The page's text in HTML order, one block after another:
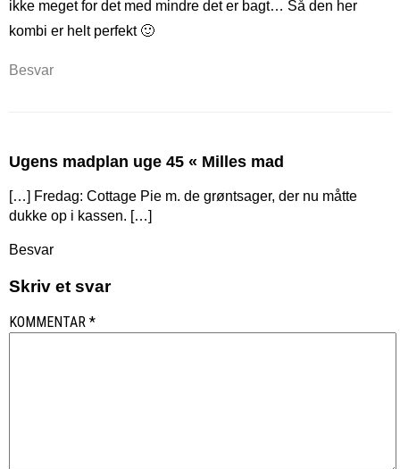
ikke meget for det med mindre det er bagt… Så den her
kombi er helt perfekt 🙂
Besvar
Ugens madplan uge 45 « Milles mad
[…] Fredag: Cottage Pie m. de grøntsager, der nu måtte
dukke op i kassen. […]
Besvar
Skriv et svar
KOMMENTAR *